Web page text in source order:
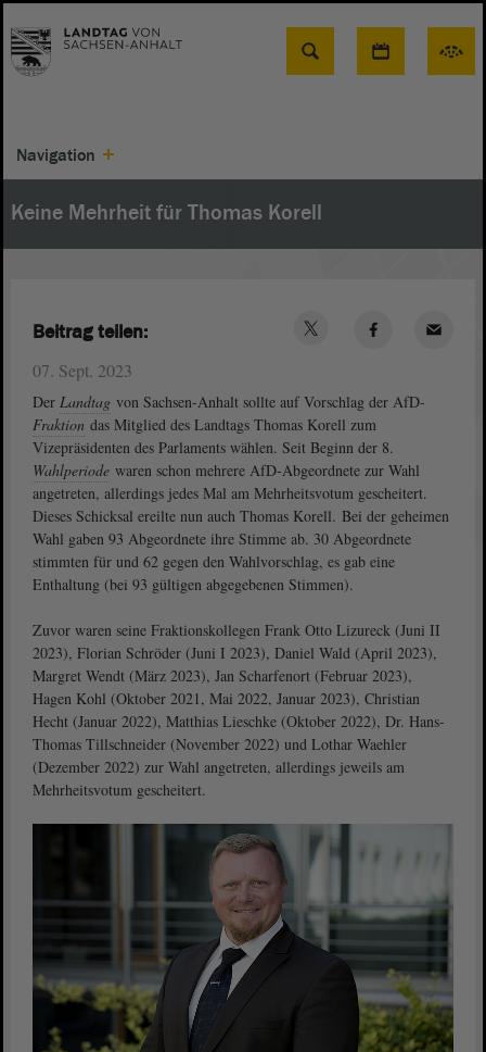
Suche
Navigation
Keine Mehrheit für Thomas Korell
07. Sept. 2023
Der Landtag von Sachsen-Anhalt sollte auf Vorschlag der AfD-
Fraktion das Mitglied des Landtags Thomas Korell zum
Vizepräsidenten des Parlaments wählen. Seit Beginn der 8.
Wahlperiode waren schon mehrere AfD-Abgeordnete zur Wahl
angetreten, allerdings jedes Mal am Mehrheitsvotum gescheitert.
Dieses Schicksal ereilte nun auch Thomas Korell. Bei der geheimen
Wahl gaben 93 Abgeordnete ihre Stimme ab. 30 Abgeordnete
stimmten für und 62 gegen den Wahlvorschlag, es gab eine
Enthaltung (bei 93 gültigen abgegebenen Stimmen).
Zuvor waren seine Fraktionskollegen Frank Otto Lizureck (Juni II
2023), Florian Schröder (Juni I 2023), Daniel Wald (April 2023),
Margret Wendt (März 2023), Jan Scharfenort (Februar 2023),
Hagen Kohl (Oktober 2021, Mai 2022, Januar 2023), Christian
Hecht (Januar 2022), Matthias Lieschke (Oktober 2022), Dr. Hans-
Thomas Tillschneider (November 2022) und Lothar Waehler
(Dezember 2022) zur Wahl angetreten, allerdings jeweils am
Mehrheitsvotum gescheitert.
Beitrag teilen: